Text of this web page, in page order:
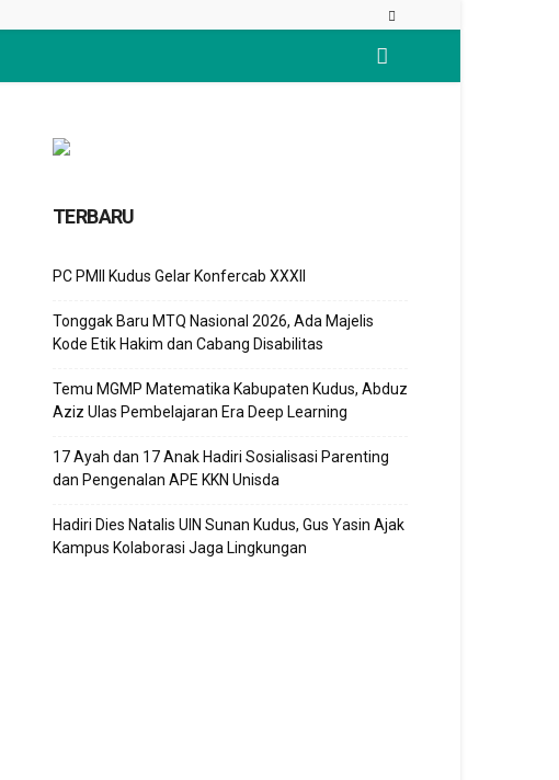
TERBARU
PC PMII Kudus Gelar Konfercab XXXII
Tonggak Baru MTQ Nasional 2026, Ada Majelis
Kode Etik Hakim dan Cabang Disabilitas
Temu MGMP Matematika Kabupaten Kudus, Abduz
Aziz Ulas Pembelajaran Era Deep Learning
17 Ayah dan 17 Anak Hadiri Sosialisasi Parenting
dan Pengenalan APE KKN Unisda
Hadiri Dies Natalis UIN Sunan Kudus, Gus Yasin Ajak
Kampus Kolaborasi Jaga Lingkungan